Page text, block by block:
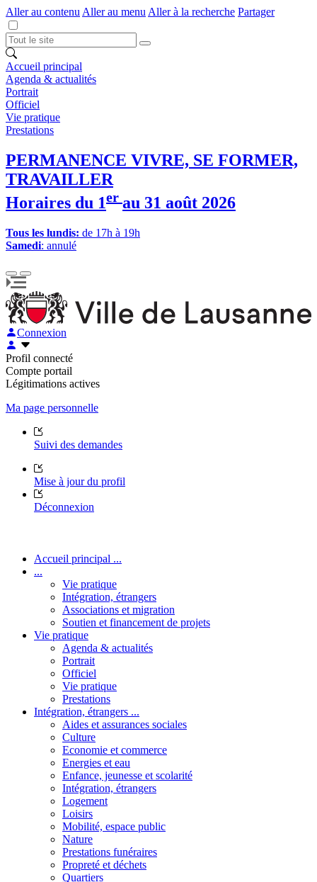
Aller au contenu Aller au menu Aller à la recherche Partager
Accueil principal
Agenda & actualités
Portrait
Officiel
Vie pratique
Prestations
PERMANENCE VIVRE, SE FORMER,
TRAVAILLER
Horaires du 1er au 31 août 2026
Tous les lundis: de 17h à 19h
Samedi: annulé
Connexion
Profil connecté
Compte portail
Légitimations actives
Ma page personnelle
Suivi des demandes
Mise à jour du profil
Déconnexion
Accueil principal ...
...
Vie pratique
Intégration, étrangers
Associations et migration
Soutien et financement de projets
Vie pratique
Agenda & actualités
Portrait
Officiel
Vie pratique
Prestations
Intégration, étrangers ...
Aides et assurances sociales
Culture
Economie et commerce
Energies et eau
Enfance, jeunesse et scolarité
Intégration, étrangers
Logement
Loisirs
Mobilité, espace public
Nature
Prestations funéraires
Propreté et déchets
Quartiers